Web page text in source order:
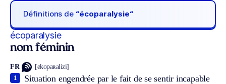
Définitions de “écoparalysie“
écoparalysie
nom féminin
FR [ekopaʀalizi]
Situation engendrée par le fait de se sentir incapable
1